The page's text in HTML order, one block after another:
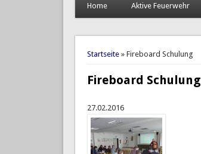
Home Aktive Feuerwehr
Sie sind hier
Startseite» Fireboard Schulung
Fireboard Schulung
27.02.2016